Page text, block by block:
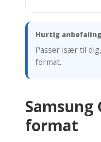
Hurtig anbefaling
Passer især til
format.
Samsung
format